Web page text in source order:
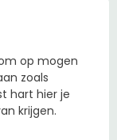
op mogen
zoals
hart hier je
krijgen.